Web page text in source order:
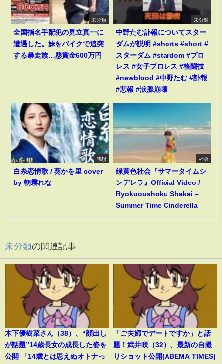
未分類
全国指名手配犯の見立真一に
遭遇した。妹をバイクで追突
する暴走族…懸賞金600万円
未分類
中野たむ訃報についてスター
ダムが説明 #shorts #short #
スターダム #stardom #プロ
レス #女子プロレス #格闘技
#newblood #中野たむ #訃報
#悲報 #涙腺崩壊
感想
白糸恋情歌 / 葵かを里 cover
by 朝霧れな
社会
緑黄色社会『サマータイムシ
ンデレラ』Official Video /
Ryokuoushoku Shakai –
Summer Time Cinderella
未分類の関連記事
木下優樹菜さん（38）、“顔出し
が話題”14歳長女の成長した姿を
公開 「14歳とは思えぬオトナっ
「ご夫婦でデートですか」と話
題！武井咲（32）、最新の自撮
りショット公開(ABEMA TIMES)